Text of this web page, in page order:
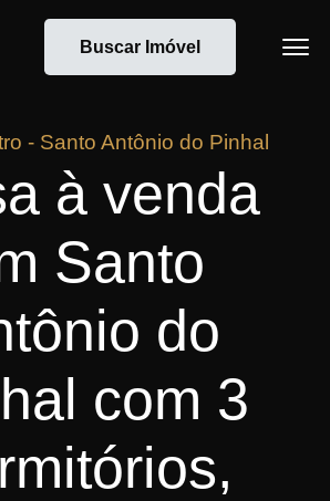
Buscar Imóvel
- Santo Antônio do Pinhal
à venda
Santo
do
com 3